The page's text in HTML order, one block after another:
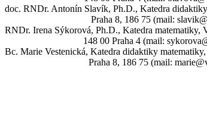
doc. RNDr. Antonín Slavík, Ph.D., Katedra
Praha 8, 186 75 (mail:
RNDr. Irena Sýkorová, Ph.D., Katedra matematiky,
148 00 Praha 4 (mail:
Bc. Marie Vestenická, Katedra didaktiky
Praha 8, 186 75 (mail: